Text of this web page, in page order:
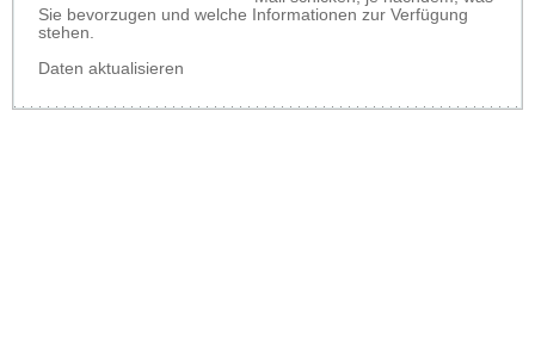
Sie bevorzugen und welche Informationen zur Verfügung
stehen.
Daten aktualisieren